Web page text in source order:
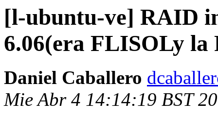
[l-ubuntu-ve] RAID
6.06(era FLISOLy la
Daniel Caballero
Mie Abr 4 14:14:19 BST